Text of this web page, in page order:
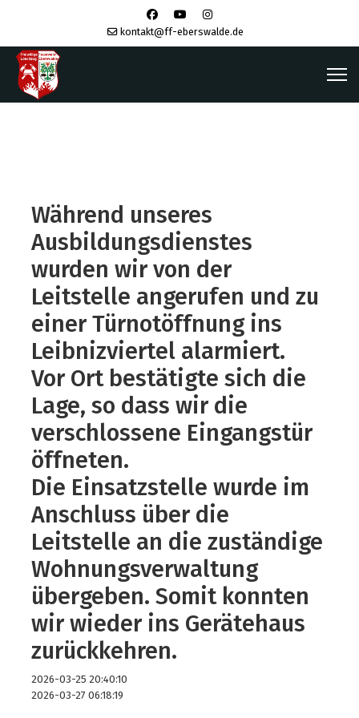
kontakt@ff-eberswalde.de
Während unseres
Ausbildungsdienstes
wurden wir von der
Leitstelle angerufen und zu
einer Türnotöffnung ins
Leibnizviertel alarmiert.
Vor Ort bestätigte sich die
Lage, so dass wir die
verschlossene Eingangstür
öffneten.
Die Einsatzstelle wurde im
Anschluss über die
Leitstelle an die zuständige
Wohnungsverwaltung
übergeben. Somit konnten
wir wieder ins Gerätehaus
zurückkehren.
2026-03-25 20:40:10
2026-03-27 06:18:19